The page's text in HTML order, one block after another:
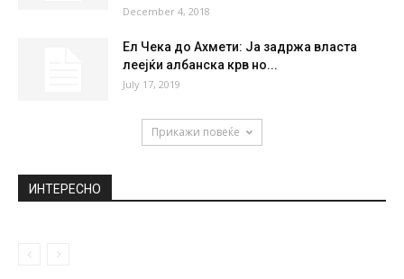
December 4, 2018
Ел Чека до Ахмети: Ја задржа власта
леејќи албанска крв но...
July 17, 2019
Прикажи повеќе
ИНТЕРЕСНО